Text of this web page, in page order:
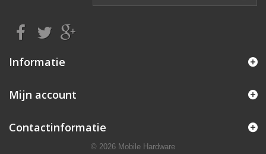
Informatie
Mijn account
Contactinformatie
© 2026 Mobile Hardware